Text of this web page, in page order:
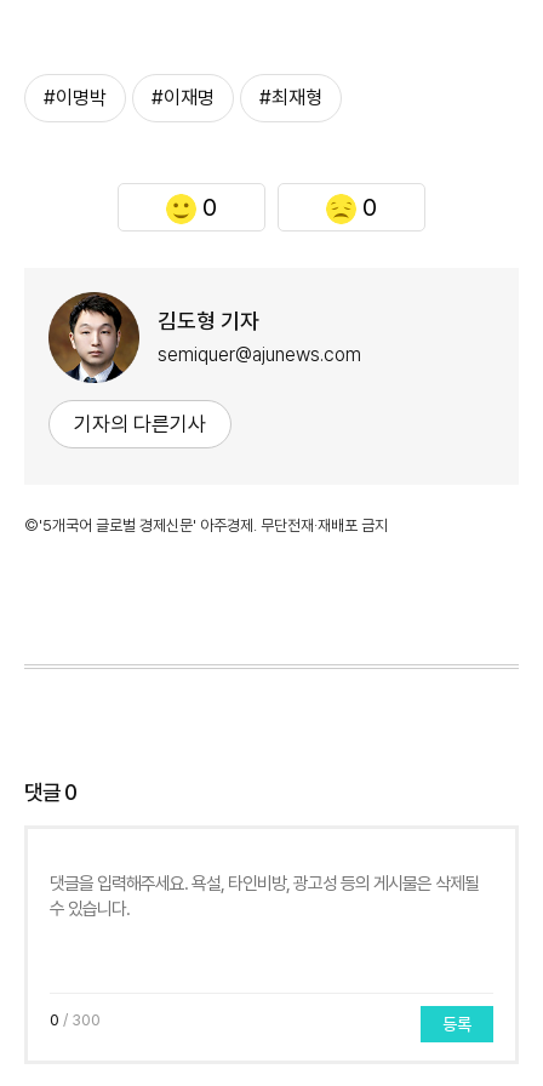
#이명박 #이재명 #최재형
0 0
김도형 기자
semiquer@ajunews.com
기자의 다른기사
©'5개국어 글로벌 경제신문' 아주경제. 무단전재·재배포 금지
댓글0
0 / 300 등록